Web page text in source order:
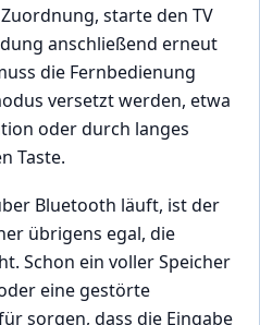
starte den TV
anschließend erneut
die Fernbedienung
versetzt werden, etwa
oder durch langes
Taste.
Bluetooth läuft, ist der
übrigens egal, die
Schon ein voller Speicher
eine gestörte
sorgen, dass die Eingabe